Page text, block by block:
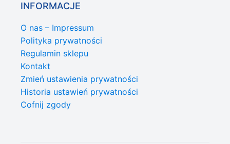
INFORMACJE
O nas – Impressum
Polityka prywatności
Regulamin sklepu
Kontakt
Zmień ustawienia prywatności
Historia ustawień prywatności
Cofnij zgody